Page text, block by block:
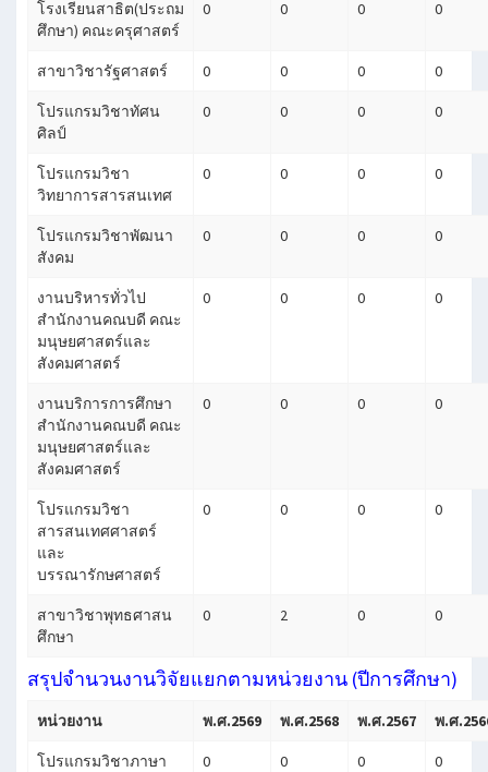
โรงเรียนสาธิต(ประถม
ศึกษา) คณะครุศาสตร์
0 0 0 0
สาขาวิชารัฐศาสตร์ 0 0 0 0
โปรแกรมวิชาทัศน
ศิลป์
0 0 0 0
โปรแกรมวิชา
วิทยาการสารสนเทศ
0 0 0 0
โปรแกรมวิชาพัฒนา
สังคม
0 0 0 0
งานบริหารทั่วไป
สำนักงานคณบดี คณะ
มนุษยศาสตร์และ
สังคมศาสตร์
0 0 0 0
งานบริการการศึกษา
สำนักงานคณบดี คณะ
มนุษยศาสตร์และ
สังคมศาสตร์
0 0 0 0
โปรแกรมวิชา
สารสนเทศศาสตร์
และ
บรรณารักษศาสตร์
0 0 0 0
สาขาวิชาพุทธศาสน
ศึกษา
0 2 0 0
สรุปจำนวนงานวิจัยแยกตามหน่วยงาน (ปีการศึกษา)
หน่วยงาน พ.ศ.2569 พ.ศ.2568 พ.ศ.2567 พ.ศ
โปรแกรมวิชาภาษา
0 0 0 0